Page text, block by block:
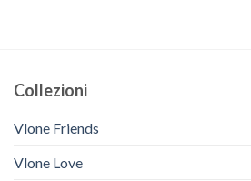
Collezioni
Vlone Friends
Vlone Love